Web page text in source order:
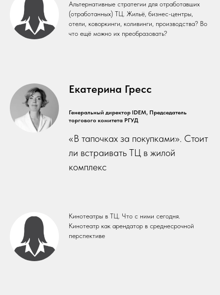
Альтернативные стратегии для отработавших
(отработанных) ТЦ. Жильё, бизнес-центры,
отели, коворкинги, коливинги, производства? Во
что ещё можно их преобразовать?
Екатерина Гресс
Генеральный директор IDEM, Председатель
торгового комитета РГУД
«В тапочках за покупками». Стоит
ли встраивать ТЦ в жилой
комплекс
Кинотеатры в ТЦ. Что с ними сегодня.
Кинотеатр как арендатор в среднесрочной
перспективе